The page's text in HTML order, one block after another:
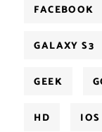
FACEBOOK
GALAXY S3
GEEK
HD IOS